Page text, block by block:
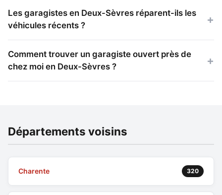
Les garagistes en Deux-Sèvres réparent-ils les
véhicules récents ?
Comment trouver un garagiste ouvert près de
chez moi en Deux-Sèvres ?
Départements voisins
Charente 320